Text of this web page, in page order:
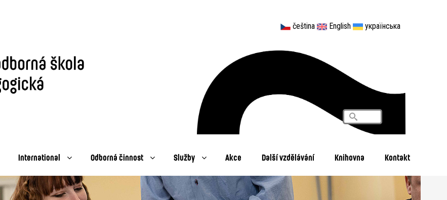
čeština English українська
Vyhledávání
Search
International Odborná činnost Služby Akce Další vzdělávání Knihovna Kontakt